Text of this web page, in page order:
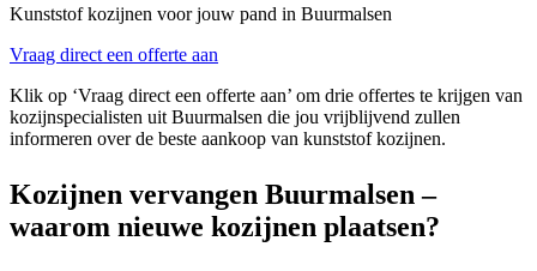
Kunststof kozijnen voor jouw pand in Buurmalsen
Vraag direct een offerte aan
Klik op ‘Vraag direct een offerte aan’ om drie offertes te krijgen van
kozijnspecialisten uit Buurmalsen die jou vrijblijvend zullen
informeren over de beste aankoop van kunststof kozijnen.
Kozijnen vervangen Buurmalsen –
waarom nieuwe kozijnen plaatsen?